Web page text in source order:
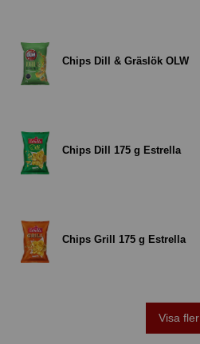
Chips Dill & Gräslök OLW
Chips Dill 175 g Estrella
Chips Grill 175 g Estrella
Visa fler